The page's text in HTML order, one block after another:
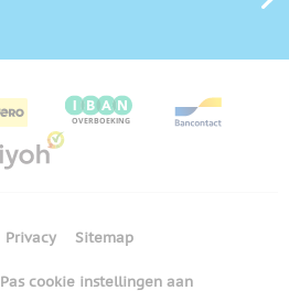
Privacy Sitemap
Pas cookie instellingen aan